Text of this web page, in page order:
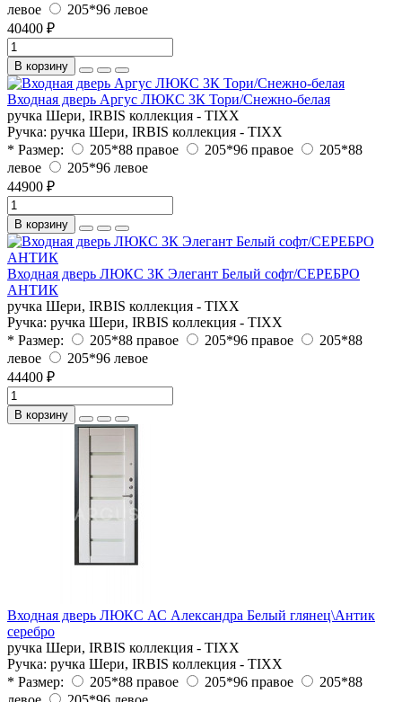
левое
205*96 левое
40400 ₽
В корзину
Входная дверь Аргус ЛЮКС 3К Тори/Снежно-белая
ручка Шери, IRBIS коллекция - TIXX
Ручка: ручка Шери, IRBIS коллекция - TIXX
* Размер:
205*88 правое 205*96 правое
205*88
левое
205*96 левое
44900 ₽
В корзину
Входная дверь ЛЮКС 3К Элегант Белый софт/СЕРЕБРО
АНТИК
ручка Шери, IRBIS коллекция - TIXX
Ручка: ручка Шери, IRBIS коллекция - TIXX
* Размер:
205*88 правое 205*96 правое
205*88
левое
205*96 левое
44400 ₽
В корзину
Входная дверь ЛЮКС АС Александра Белый глянец\Антик
серебро
ручка Шери, IRBIS коллекция - TIXX
Ручка: ручка Шери, IRBIS коллекция - TIXX
* Размер:
205*88 правое 205*96 правое
205*88